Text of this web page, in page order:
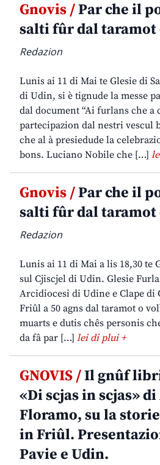
Gnovis /Par che il
salti fûr dal taramot
Redazion
Lunis ai 11 di Mai te Glesie di
di Udin, si è tignude la messe
dal document “Ai furlans che a
partecipazion dal nestri vescul
che al à presiedude la
bons. Luciano Nobile che […]
Gnovis /Par che il
salti fûr dal taramot
Redazion
Lunis ai 11 di Mai a lis 18,30 te
sul Cjiscjel di Udin. Glesie
Arcidiocesi di Udine e Clape di
Friûl a 50 agns dal taramot o
muarts e dutis chês personis
da fâ par […] lei di plui +
GNOVIS /Il gnûf
«Di scjas in scjas»
Floramo, su la
in Friûl.
Pavie e Udin.